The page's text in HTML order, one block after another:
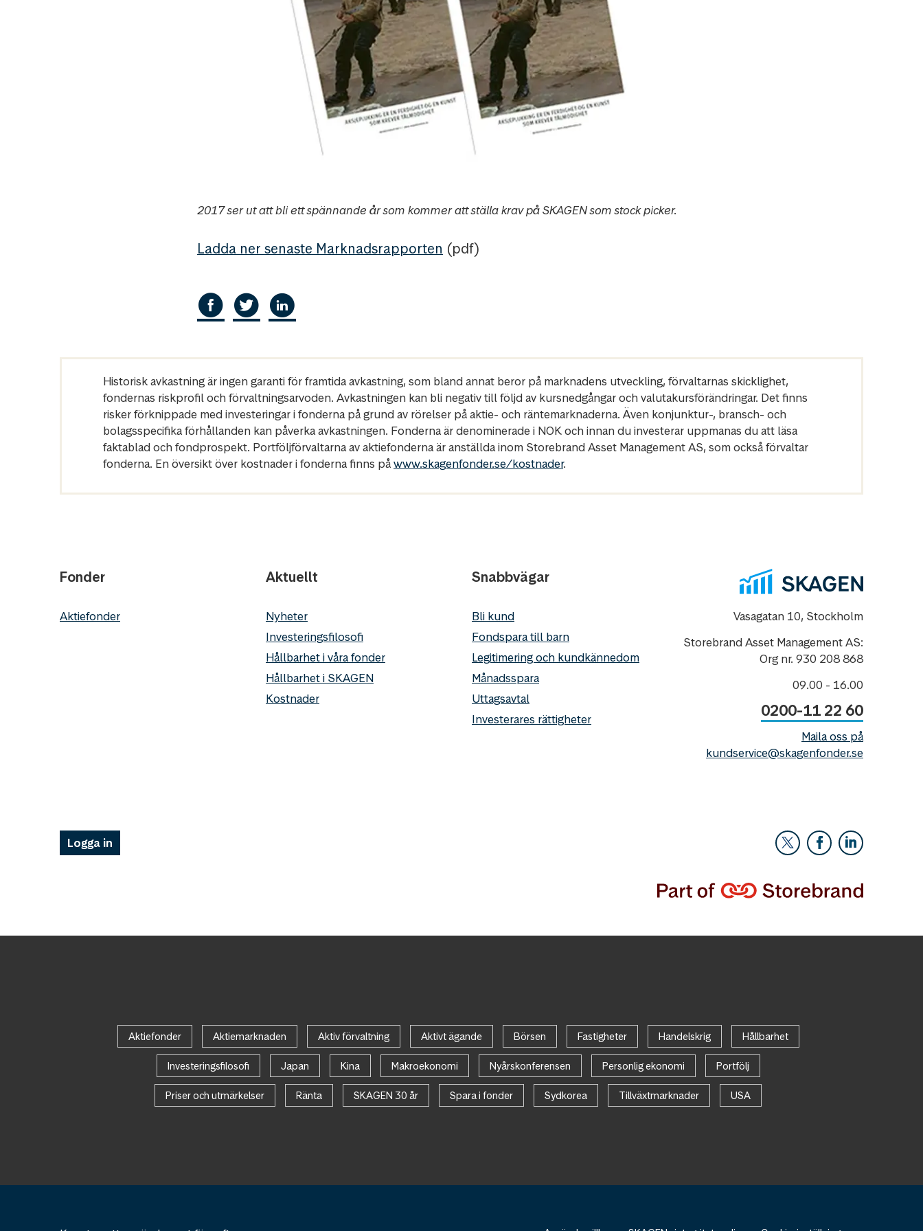
2017 ser ut att bli ett spännande år som kommer att ställa krav på SKAGEN som stock picker.
Ladda ner senaste Marknadsrapporten (pdf)
Historisk avkastning är ingen garanti för framtida avkastning, som bland annat beror på marknadens utveckling, förvaltarnas skicklighet,
fondernas riskprofil och förvaltningsarvoden. Avkastningen kan bli negativ till följd av kursnedgångar och valutakursförändringar. Det finns
risker förknippade med investeringar i fonderna på grund av rörelser på aktie- och räntemarknaderna. Även konjunktur-, bransch- och
bolagsspecifika förhållanden kan påverka avkastningen. Fonderna är denominerade i NOK och innan du investerar uppmanas du att läsa
faktablad och fondprospekt. Portföljförvaltarna av aktiefonderna är anställda inom Storebrand Asset Management AS, som också förvaltar
fonderna. En översikt över kostnader i fonderna finns påwww.skagenfonder.se/kostnader.
Fonder
Aktiefonder
Aktuellt
Nyheter
Investeringsfilosofi
Hållbarhet i våra fonder
Hållbarhet i SKAGEN
Kostnader
Snabbvägar
Bli kund
Fondspara till barn
Legitimering och kundkännedom
Månadsspara
Uttagsavtal
Investerares rättigheter
Vasagatan 10, Stockholm
Storebrand Asset Management AS:
Org nr. 930 208 868
09.00 - 16.00
0200-11 22 60
Maila oss på
kundservice@skagenfonder.se
Logga in
Aktiefonder Aktiemarknaden Aktiv förvaltning Aktivt ägande Börsen Fastigheter Handelskrig Hållbarhet
Investeringsfilosofi Japan Kina Makroekonomi Nyårskonferensen Personlig ekonomi Portfölj
Priser och utmärkelser Ränta SKAGEN 30 år Spara i fonder Sydkorea Tillväxtmarknader USA